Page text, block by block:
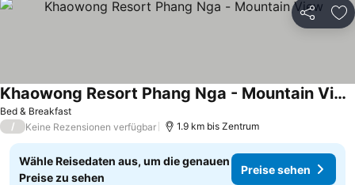
Teilen
Bed & Breakfast
Khaowong Resort Phang Nga - Mountain View
Preise sehen
/ Keine Rezensionen verfügbar 1.9 km bis Zentrum
Wähle Reisedaten aus, um die genauen
Preise zu sehen
Preise sehen